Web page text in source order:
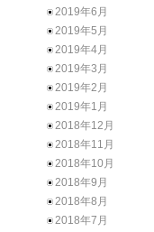
2019年6月
2019年5月
2019年4月
2019年3月
2019年2月
2019年1月
2018年12月
2018年11月
2018年10月
2018年9月
2018年8月
2018年7月